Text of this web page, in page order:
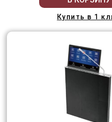
Купить в 1